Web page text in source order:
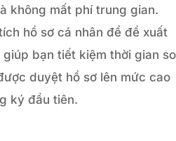
không mất phí trung gian.
hồ sơ cá nhân để đề xuất
bạn tiết kiệm thời gian so
duyệt hồ sơ lên mức cao
ký đầu tiên.